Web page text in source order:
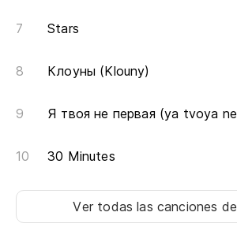
Stars
Клоуны (Klouny)
Я твоя не первая (ya tvoya
30 Minutes
Ver todas las canciones